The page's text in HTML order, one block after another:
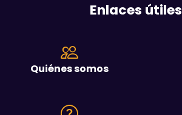
Enlaces útiles
Quiénes somos